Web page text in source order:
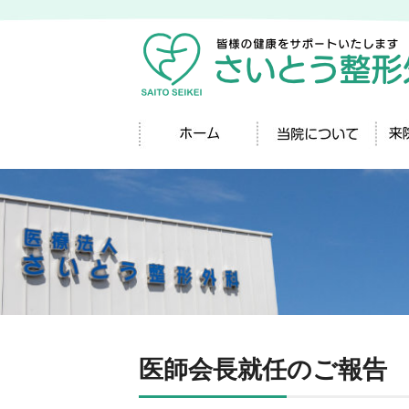
医師会長就任のご報告